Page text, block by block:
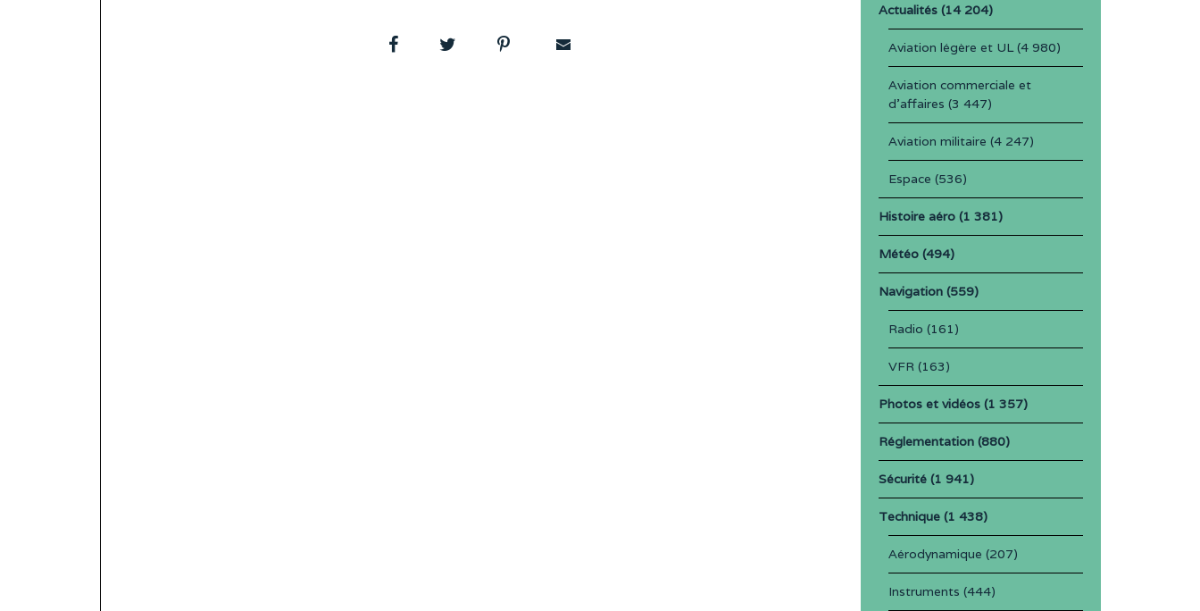
Actualités(14 204)
Aviation légère et UL(4 980)
Aviation commerciale et
d'affaires (3 447)
Aviation militaire (4 247)
Espace (536)
Histoire aéro(1 381)
Météo(494)
Navigation(559)
Radio (161)
VFR (163)
Photos et vidéos(1 357)
Réglementation(880)
Sécurité(1 941)
Technique(1 438)
Aérodynamique (207)
Instruments (444)